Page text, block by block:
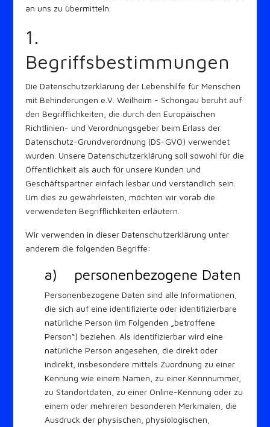
an uns zu übermitteln.
1.
Begriffsbestimmungen
Die Datenschutzerklärung der Lebenshilfe für Menschen
mit Behinderungen e.V. Weilheim - Schongau beruht auf
den Begrifflichkeiten, die durch den Europäischen
Richtlinien- und Verordnungsgeber beim Erlass der
Datenschutz-Grundverordnung (DS-GVO) verwendet
wurden. Unsere Datenschutzerklärung soll sowohl für die
Öffentlichkeit als auch für unsere Kunden und
Geschäftspartner einfach lesbar und verständlich sein.
Um dies zu gewährleisten, möchten wir vorab die
verwendeten Begrifflichkeiten erläutern.
Wir verwenden in dieser Datenschutzerklärung unter
anderem die folgenden Begriffe:
a) personenbezogene Daten
Personenbezogene Daten sind alle Informationen,
die sich auf eine identifizierte oder identifizierbare
natürliche Person (im Folgenden „betroffene
Person“) beziehen. Als identifizierbar wird eine
natürliche Person angesehen, die direkt oder
indirekt, insbesondere mittels Zuordnung zu einer
Kennung wie einem Namen, zu einer Kennnummer,
zu Standortdaten, zu einer Online-Kennung oder zu
einem oder mehreren besonderen Merkmalen, die
Ausdruck der physischen, physiologischen,